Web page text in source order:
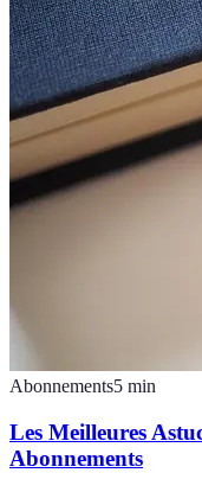
Abonnements5 min
Les Meilleures
Abonnements